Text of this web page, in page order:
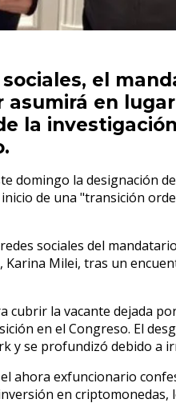
el
en
la
domingo la designación
de una "transición
sociales del
Karina Milei, tras un
cubrir la vacante dejada
en el Congreso. El
y se profundizó debido a
ahora exfuncionario
en criptomonedas,